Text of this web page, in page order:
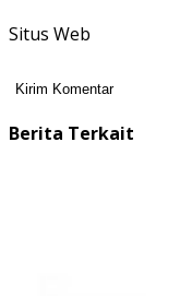
Situs Web
Berita Terkait